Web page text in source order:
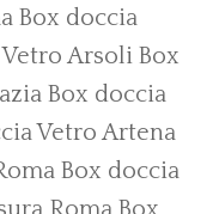
Box doccia
Arsoli Box
Box doccia
Vetro Artena
Box doccia